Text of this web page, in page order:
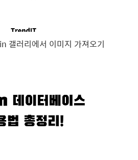
갤러리에서 이미지 가져오기